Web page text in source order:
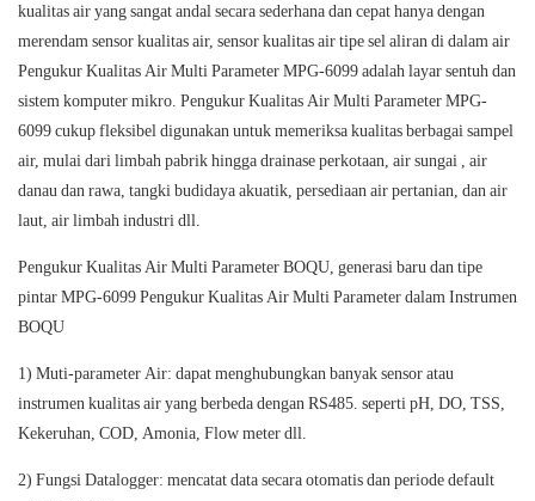
kualitas air yang sangat andal secara sederhana dan cepat hanya dengan
merendam sensor kualitas air, sensor kualitas air tipe sel aliran di dalam air
Pengukur Kualitas Air Multi Parameter MPG-6099 adalah layar sentuh dan
sistem komputer mikro. Pengukur Kualitas Air Multi Parameter MPG-
6099 cukup fleksibel digunakan untuk memeriksa kualitas berbagai sampel
air, mulai dari limbah pabrik hingga drainase perkotaan, air sungai , air
danau dan rawa, tangki budidaya akuatik, persediaan air pertanian, dan air
laut, air limbah industri dll.
Pengukur Kualitas Air Multi Parameter BOQU, generasi baru dan tipe
pintar MPG-6099 Pengukur Kualitas Air Multi Parameter dalam Instrumen
BOQU
1) Muti-parameter Air: dapat menghubungkan banyak sensor atau
instrumen kualitas air yang berbeda dengan RS485. seperti pH, DO, TSS,
Kekeruhan, COD, Amonia, Flow meter dll.
2) Fungsi Datalogger: mencatat data secara otomatis dan periode default